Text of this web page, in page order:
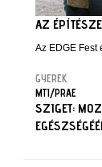
AZ
Az EDGE Fest
GYEREK
MTI/PRAE
SZIGET: